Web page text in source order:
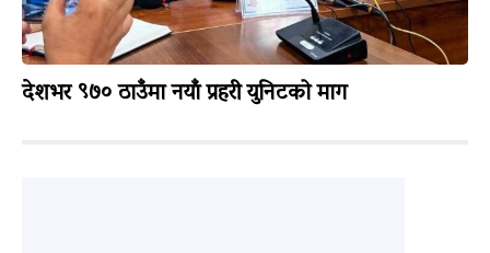
देशभर ९७० ठाउँमा नयाँ प्रहरी युनिटको माग